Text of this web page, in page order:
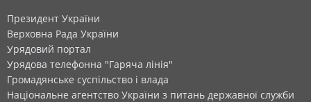
Президент України
Верховна Рада України
Урядовий портал
Урядова телефонна "Гаряча лінія"
Громадянське суспільство і влада
Національне агентство України з питань державної служби